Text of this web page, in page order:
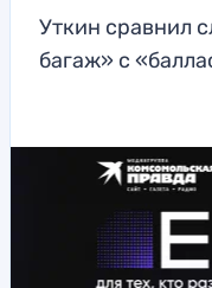
Уткин сравнил
багаж» с